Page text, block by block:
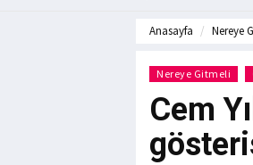
Anasayfa Nereye
Nereye Gitmeli
Cem